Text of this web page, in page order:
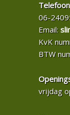
06-
Email:
KvK
BTW
vrijdag